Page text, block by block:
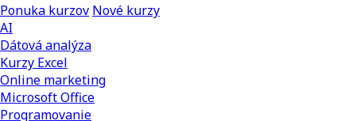
Ponuka kurzov Nové kurzy
AI
Dátová analýza
Kurzy Excel
Online marketing
Microsoft Office
Programovanie